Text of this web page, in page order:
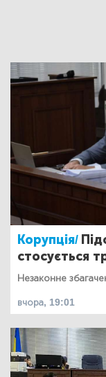
Корупція/
стосується
Незаконне
вчора, 19:01